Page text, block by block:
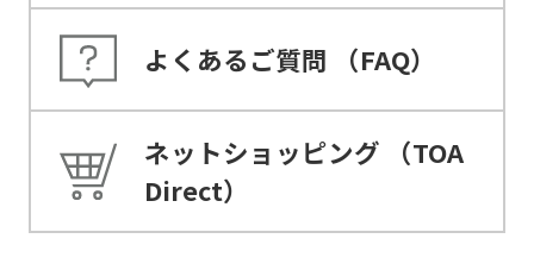
よくあるご質問 （FAQ）
ネットショッピング （TOA
Direct）